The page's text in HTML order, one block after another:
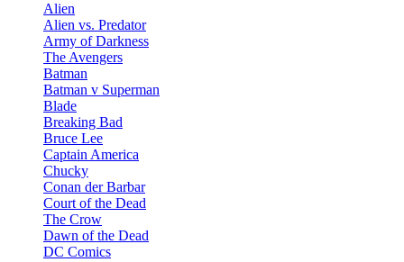
Alien
Alien vs. Predator
Army of Darkness
The Avengers
Batman
Batman v Superman
Blade
Breaking Bad
Bruce Lee
Captain America
Chucky
Conan der Barbar
Court of the Dead
The Crow
Dawn of the Dead
DC Comics